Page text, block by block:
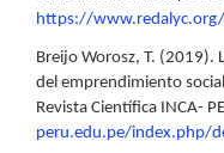
https://
Breijo Worosz, T. (2019).
del emprendimiento
Revista Científica INCA-
peru.edu.pe/index.php/